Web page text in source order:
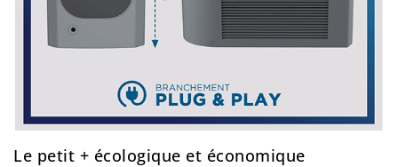
Le petit + écologique et économique